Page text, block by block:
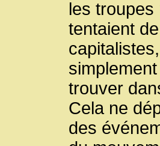
les
tentaient
trouver
Cela ne
des